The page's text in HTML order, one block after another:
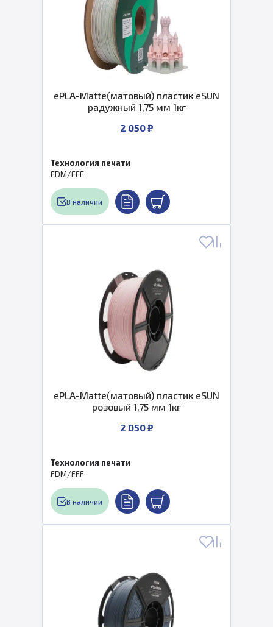
ePLA-Matte(матовый) пластик eSUN
радужный 1,75 мм 1кг
2 050 ₽
Технология печати
FDM/FFF
В наличии
ePLA-Matte(матовый) пластик eSUN
розовый 1,75 мм 1кг
2 050 ₽
Технология печати
FDM/FFF
В наличии